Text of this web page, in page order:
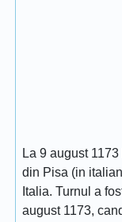
La 9 august
din Pisa (in
Italia. Turnul a
august 1173,